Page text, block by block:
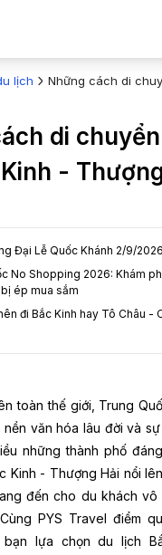
lịch Những cách di
di
-
Đại Lễ Quốc Khánh 2/9/
No Shopping 2026: Khám
ép mua sắm
đi Bắc Kinh hay Tô Châu -
toàn thế giới, Trung
văn hóa lâu đời và
những thành phố
Kinh - Thượng Hải nổi
đến cho du khách vô
PYS Travel điểm
bạn lựa chọn du lịch